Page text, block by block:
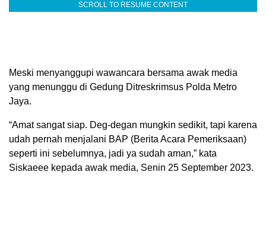
SCROLL TO RESUME CONTENT
Meski menyanggupi wawancara bersama awak media
yang menunggu di Gedung Ditreskrimsus Polda Metro
Jaya.
“Amat sangat siap. Deg-degan mungkin sedikit, tapi karena
udah pernah menjalani BAP (Berita Acara Pemeriksaan)
seperti ini sebelumnya, jadi ya sudah aman,” kata
Siskaeee kepada awak media, Senin 25 September 2023.